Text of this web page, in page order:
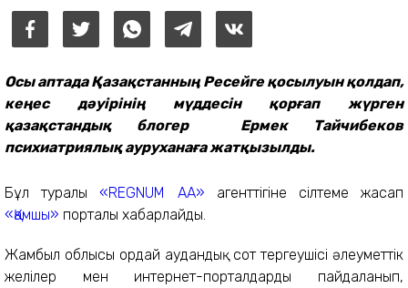
Осы аптада Қазақстанның Ресейге қосылуын қолдап,
кеңес дәуірінің мүддесін қорғап жүрген
қазақстандық блогер Ермек Тайчибеков
психиатриялық ауруханаға жатқызылды.
Бұл туралы«REGNUM АА» агенттігіне сілтеме жасап
«Қамшы» порталы хабарлайды.
Жамбыл облысы Қордай аудандық сот тергеушісі әлеуметтік
желілер мен интернет-порталдарды пайдаланып,